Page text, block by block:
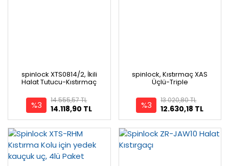
spinlock XTS0814/2, İkili
Halat Tutucu-Kıstırmaç
%3 14.118,90 TL
14.555,57 TL
spinlock, Kıstırmaç XAS
Üçlü-Triple
%3 12.630,18 TL
13.020,80 TL